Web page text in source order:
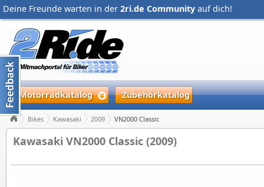
Deine Freunde warten in der 2ri.de Community auf dich!
Motorradkatalog Zubehörkatalog
Bikes Kawasaki 2009 VN2000 Classic
Kawasaki VN2000 Classic (2009)